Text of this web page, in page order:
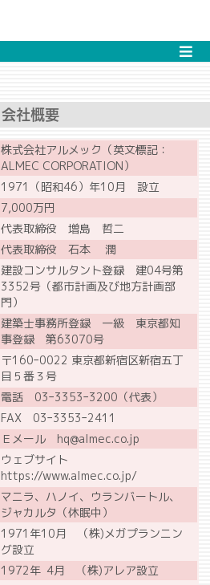
会社概要
株式会社アルメック（英文標記：
ALMEC CORPORATION）
1971（昭和46）年10月 設立
7,000万円
代表取締役 増島 哲二
代表取締役 石本 潤
建設コンサルタント登録 建04号第
3352号（都市計画及び地方計画部
門）
建築士事務所登録 一級 東京都知
事登録 第63070号
〒160ｰ0022 東京都新宿区新宿五丁
目５番３号
電話 03ｰ3353ｰ3200（代表）
FAX 03ｰ3353ｰ2411
Ｅメール hq@almec.co.jp
ウェブサイト
https://www.almec.co.jp/
マニラ、ハノイ、ウランバートル、
ジャカルタ（休眠中）
1971年10月 （株)メガプランニン
グ設立
1972年 4月 （株)アレア設立